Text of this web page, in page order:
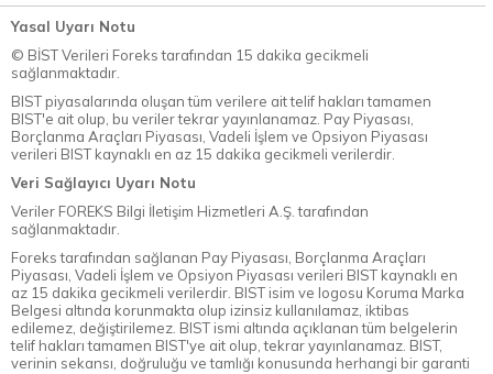
Yasal Uyarı Notu
© BİST Verileri Foreks tarafından 15 dakika gecikmeli
sağlanmaktadır.
BIST piyasalarında oluşan tüm verilere ait telif hakları tamamen
BIST'e ait olup, bu veriler tekrar yayınlanamaz. Pay Piyasası,
Borçlanma Araçları Piyasası, Vadeli İşlem ve Opsiyon Piyasası
verileri BIST kaynaklı en az 15 dakika gecikmeli verilerdir.
Veri Sağlayıcı Uyarı Notu
Veriler FOREKS Bilgi İletişim Hizmetleri A.Ş. tarafından
sağlanmaktadır.
Foreks tarafından sağlanan Pay Piyasası, Borçlanma Araçları
Piyasası, Vadeli İşlem ve Opsiyon Piyasası verileri BIST kaynaklı en
az 15 dakika gecikmeli verilerdir. BIST isim ve logosu Koruma Marka
Belgesi altında korunmakta olup izinsiz kullanılamaz, iktibas
edilemez, değiştirilemez. BIST ismi altında açıklanan tüm belgelerin
telif hakları tamamen BIST'ye ait olup, tekrar yayınlanamaz. BIST,
verinin sekansı, doğruluğu ve tamlığı konusunda herhangi bir garanti